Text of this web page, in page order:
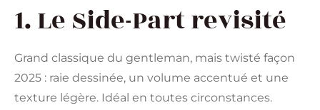
1. Le Side-Part revisité
Grand classique du gentleman, mais twisté façon
2025 : raie dessinée, un volume accentué et une
texture légère. Idéal en toutes circonstances.